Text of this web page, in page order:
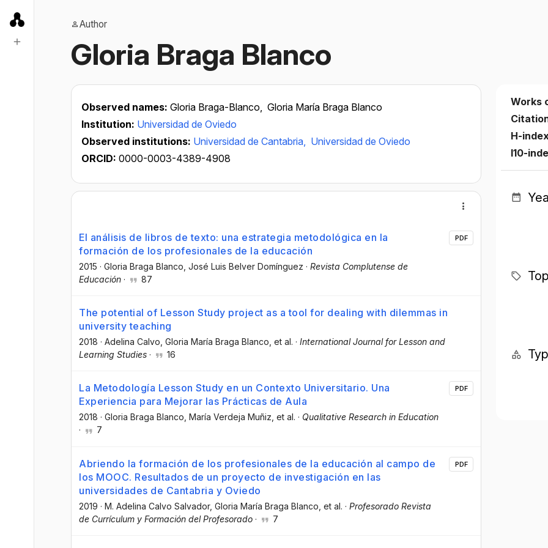
Author
Gloria Braga Blanco
Observed names: Gloria Braga-Blanco, Gloria María Braga Blanco
Institution: Universidad de Oviedo
Observed institutions: Universidad de Cantabria, Universidad de Oviedo
ORCID: 0000-0003-4389-4908
El análisis de libros de texto: una estrategia metodológica en la
formación de los profesionales de la educación
2015 · Gloria Braga Blanco , José Luis Belver Domínguez · Revista Complutense de
Educación · 87
PDF
The potential of Lesson Study project as a tool for dealing with dilemmas in
university teaching
2018 · Adelina Calvo , Gloria María Braga Blanco , et al. · International Journal for Lesson and
Learning Studies · 16
La Metodología Lesson Study en un Contexto Universitario. Una
Experiencia para Mejorar las Prácticas de Aula
2018 · Gloria Braga Blanco , María Verdeja Muñiz , et al. · Qualitative Research in Education
·
7
PDF
Abriendo la formación de los profesionales de la educación al campo de
los MOOC. Resultados de un proyecto de investigación en las
universidades de Cantabria y Oviedo
2019 · M. Adelina Calvo Salvador, Gloria María Braga Blanco , et al. · Profesorado Revista
de Currículum y Formación del Profesorado · 7
PDF
Works
H-
I10-